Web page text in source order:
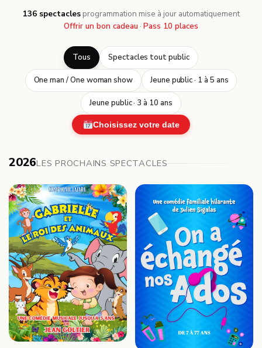
136 spectacles· programmation mise à jour automatiquement
Offrir un bon cadeau · Pass 10 places
Tous Spectacles tout public
One man / One woman show Jeune public · 1 à 5 ans
Jeune public · 3 à 10 ans
Choisissez votre date
2026LES PROCHAINS SPECTACLES